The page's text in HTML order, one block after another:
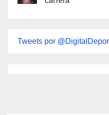
Tweets por